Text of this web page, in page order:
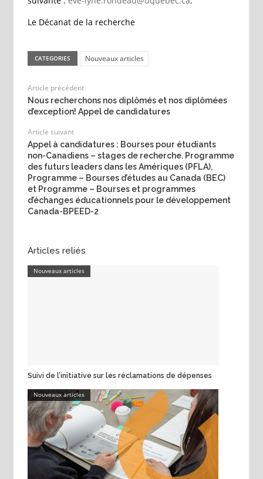
Le Décanat de la recherche
CATEGORIES Nouveaux articles
Article précédent
Nous recherchons nos diplômés et nos diplômées
d’exception! Appel de candidatures
Article suivant
Appel à candidatures : Bourses pour étudiants
non-Canadiens – stages de recherche. Programme
des futurs leaders dans les Amériques (PFLA),
Programme – Bourses d’études au Canada (BEC)
et Programme – Bourses et programmes
d’échanges éducationnels pour le développement
Canada-BPEED-2
Articles reliés
Nouveaux articles
Suivi de l’initiative sur les réclamations de dépenses
Nouveaux articles